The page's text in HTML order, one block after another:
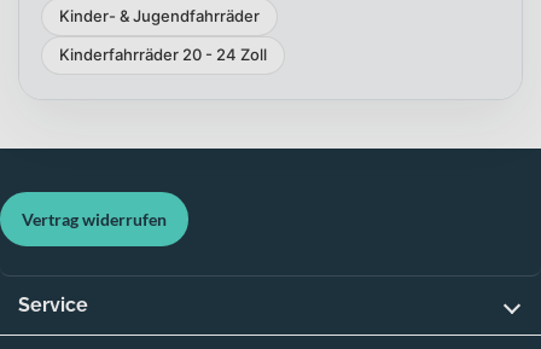
Kinder- & Jugendfahrräder
Kinderfahrräder 20 - 24 Zoll
Vertrag widerrufen
Service